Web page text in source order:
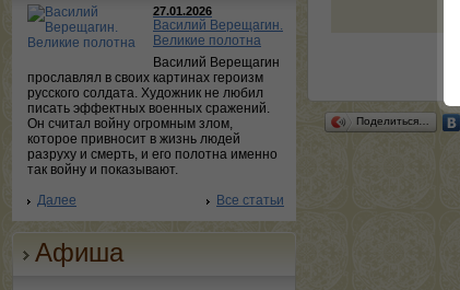
27.01.2026
Василий Верещагин.
Великие полотна
Василий Верещагин
прославлял в своих картинах героизм
русского солдата. Художник не любил
писать эффектных военных сражений.
Он считал войну огромным злом,
которое привносит в жизнь людей
разруху и смерть, и его полотна именно
так войну и показывают.
Далее
Все статьи
Афиша
Поделиться…